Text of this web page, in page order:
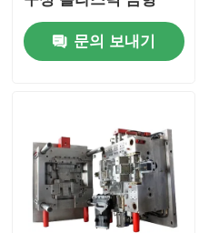
플라스틱 자동차 부품 금형
자동차 사출 금형
문의 보내기